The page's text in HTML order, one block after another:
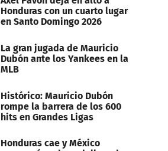
Honduras con un cuarto lugar
en Santo Domingo 2026
La gran jugada de Mauricio
Dubón ante los Yankees en la
MLB
Histórico: Mauricio Dubón
rompe la barrera de los 600
hits en Grandes Ligas
Honduras cae y México